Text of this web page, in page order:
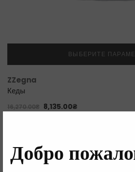
Добро
ВЫБЕРИТЕ
ZZegna
Кеды
16,270.00₴ 8,135.00₴